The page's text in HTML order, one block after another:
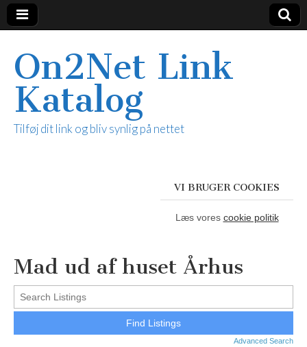
On2Net Link
Katalog
Tilføj dit link og bliv synlig på nettet
VI BRUGER COOKIES
Læs vores cookie politik
Mad ud af huset Århus
Advanced Search